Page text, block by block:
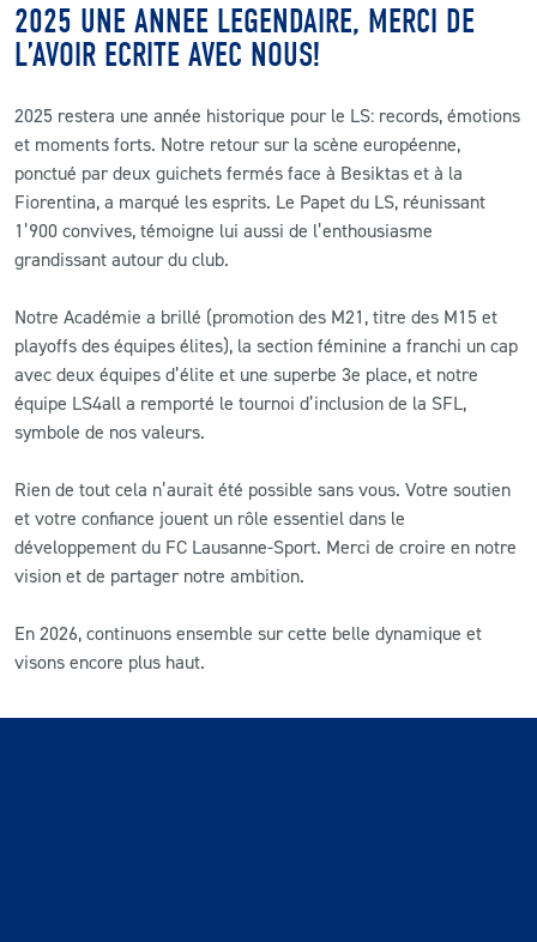
RESTAURATION
CONTACT
ACTUALITÉS
LS E-SHOP
L’APP DU LS
LS ACADEMY CAMPS
MATCH DES CELEBRITES
2025 UNE ANNEE LEGENDAIRE, MERCI DE
L’AVOIR ECRITE AVEC NOUS!
2025 restera une année historique pour le LS: records, émotions
et moments forts. Notre retour sur la scène européenne,
ponctué par deux guichets fermés face à Besiktas et à la
Fiorentina, a marqué les esprits. Le Papet du LS, réunissant
1’900 convives, témoigne lui aussi de l’enthousiasme
grandissant autour du club.
Notre Académie a brillé (promotion des M21, titre des M15 et
playoffs des équipes élites), la section féminine a franchi un cap
avec deux équipes d’élite et une superbe 3e place, et notre
équipe LS4all a remporté le tournoi d’inclusion de la SFL,
symbole de nos valeurs.
Rien de tout cela n’aurait été possible sans vous. Votre soutien
et votre confiance jouent un rôle essentiel dans le
développement du FC Lausanne-Sport. Merci de croire en notre
vision et de partager notre ambition.
En 2026, continuons ensemble sur cette belle dynamique et
visons encore plus haut.